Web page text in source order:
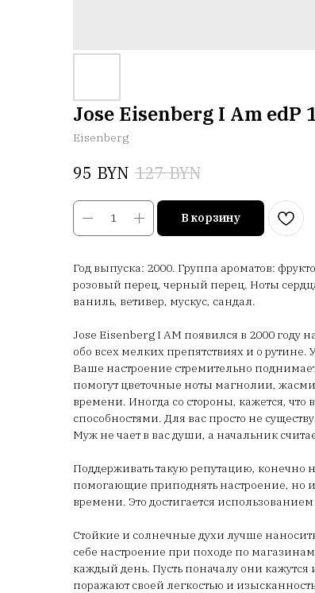
Jose Eisenberg I Am edP
Eisenberg
95 BYN 127 BYN
В корзину
Год выпуска: 2000. Группа ароматов:
розовый перец, черный перец. Ноты
ваниль, ветивер, мускус, сандал.
Jose Eisenberg I AM появился в 2000 году
обо всех мелких препятствиях и о
Ваше настроение стремительно
помогут цветочные ноты магнолии,
времени. Иногда со стороны, кажется, что
способностями. Для вас просто не
Муж не чает в вас души, а начальник
Поддерживать такую репутацию, конечно
помогающие приподнять настроение, но
времени. Это достигается
Стойкие и солнечные духи лучше
себе настроение при походе по
каждый день. Пусть поначалу они
поражают своей легкостью и